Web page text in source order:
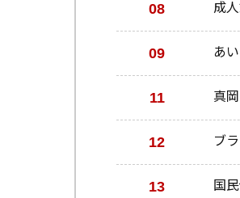
08 成
09 あ
11 真
12 ブ
13 国